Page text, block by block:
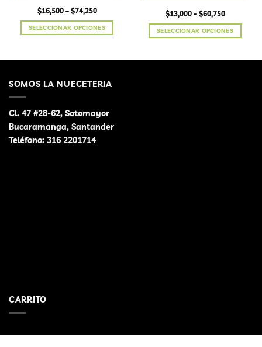
$16,500 – $74,250Price
$16,500
through
SELECCIONAR OPCIONES
tiene
variantes.
se
pueden
elegir
$13,000 – $60,750Price
$13,000
through
SELECCIONAR OPCIONES
SOMOS LA NUECETERIA
Cl. 47 #28-62, Sotomayor
Bucaramanga, Santander
Teléfono: 316 2201714
CARRITO